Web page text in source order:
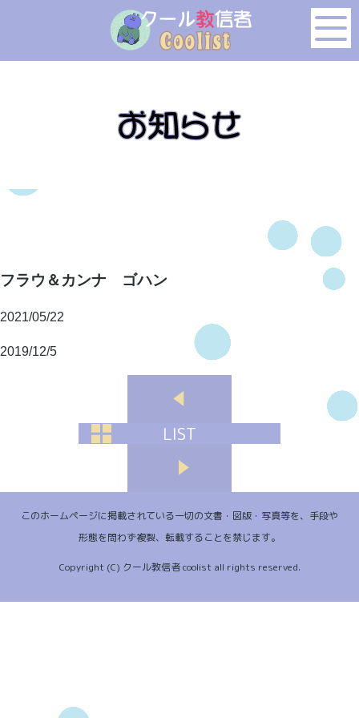
フラウ＆カンナ ゴハン
2021/05/22
2019/12/5
LIST
このホームページに掲載されている一切の文書・図版・写真等を、手段や
形態を問わず複製、転載することを禁じます。
Copyright (C) クール教信者 coolist all rights reserved.